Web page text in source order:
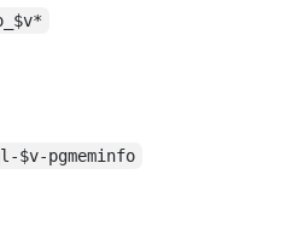
$v-pgmeminfo